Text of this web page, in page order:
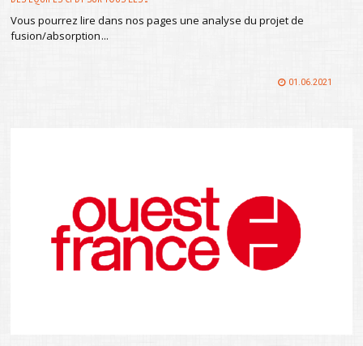
Vous pourrez lire dans nos pages une analyse du projet de
fusion/absorption...
01.06.2021